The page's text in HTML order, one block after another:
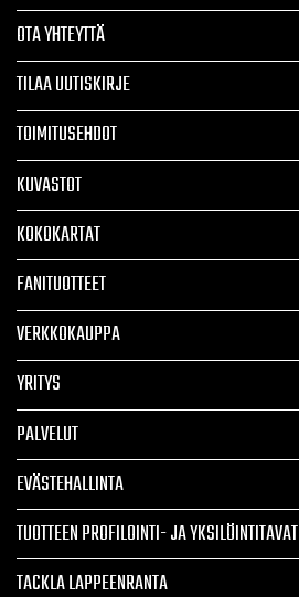
OTA YHTEYTTÄ
TILAA UUTISKIRJE
TOIMITUSEHDOT
KUVASTOT
KOKOKARTAT
FANITUOTTEET
VERKKOKAUPPA
YRITYS
PALVELUT
EVÄSTEHALLINTA
TUOTTEEN PROFILOINTI- JA YKSILÖINTITAVAT
TACKLA LAPPEENRANTA